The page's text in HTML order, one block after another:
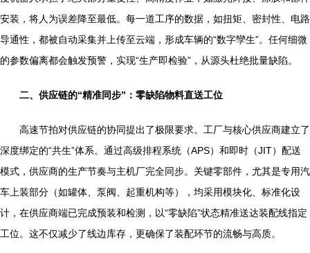
安装，将人为误差降至最低。每一道工序的数据，如扭矩、密封性、电路
导通性，都被自动采集并上传至云端，形成车辆的“数字孿生”。任何细微
的参数偏离都会触发预警，实现“生产即检验”，从源头杜绝批量缺陷。
二、供应链的“精准同步”：零缺陷物料直送工位
高速节拍对供应链的协同提出了极限要求。工厂与核心供应商建立了
深度绑定的“共生”体系。通过高级排程系统（APS）和即时（JIT）配送
模式，供应商的生产节奏与主机厂完全同步。关键零部件，尤其是专用汽
车上装部分（如罐体、泵阀、起重机构等），均采用模块化、标准化设
计，在供应商端已完成预装和检测，以“零缺陷”状态精准送达装配线指定
工位。这不仅减少了线边库存，更确保了装配环节的流畅与高质。